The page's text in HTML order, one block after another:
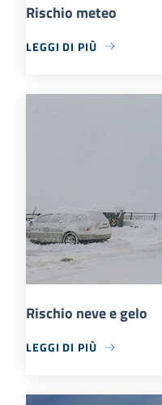
Rischio meteo
LEGGI DI PIÙ
Rischio neve e gelo
LEGGI DI PIÙ